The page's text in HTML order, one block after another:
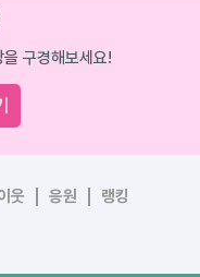
구경해보세요!
웃 응원 랭킹